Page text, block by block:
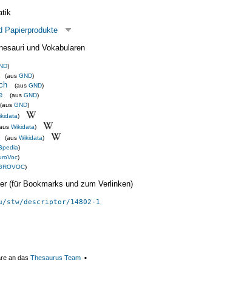
Papierprodukte
und Vokabularen
)
(aus GND)
(aus GND)
(aus GND)
(aus GND)
)
Wikidata)
(aus Wikidata)
)
)
)
(für Bookmarks und zum Verlinken)
stw/descriptor/14802-1
an das Thesaurus Team ▪